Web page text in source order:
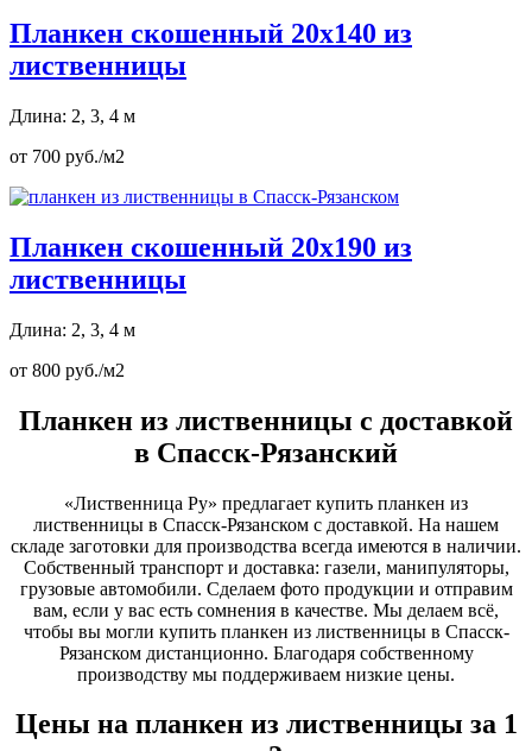
Планкен скошенный 20х140 из
лиственницы
Длина: 2, 3, 4 м
от 700 руб./м2
Планкен скошенный 20х190 из
лиственницы
Длина: 2, 3, 4 м
от 800 руб./м2
Планкен из лиственницы с доставкой
в Спасск-Рязанский
«Лиственница Ру» предлагает купить планкен из
лиственницы в Спасск-Рязанском с доставкой. На нашем
складе заготовки для производства всегда имеются в наличии.
Собственный транспорт и доставка: газели, манипуляторы,
грузовые автомобили. Сделаем фото продукции и отправим
вам, если у вас есть сомнения в качестве. Мы делаем всё,
чтобы вы могли купить планкен из лиственницы в Спасск-
Рязанском дистанционно. Благодаря собственному
производству мы поддерживаем низкие цены.
Цены на планкен из лиственницы за 1